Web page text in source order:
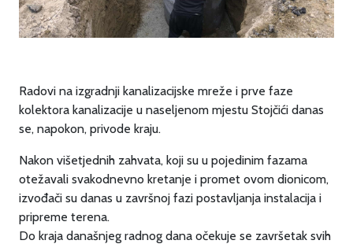
Radovi na izgradnji kanalizacijske mreže i prve faze
kolektora kanalizacije u naseljenom mjestu Stojčići danas
se, napokon, privode kraju.
Nakon višetjednih zahvata, koji su u pojedinim fazama
otežavali svakodnevno kretanje i promet ovom dionicom,
izvođači su danas u završnoj fazi postavljanja instalacija i
pripreme terena.
Do kraja današnjeg radnog dana očekuje se završetak svih